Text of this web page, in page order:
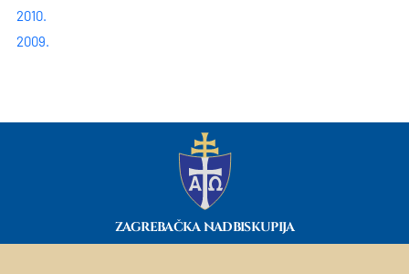
2010.
2009.
ZAGREBAČKA NADBISKUPIJA